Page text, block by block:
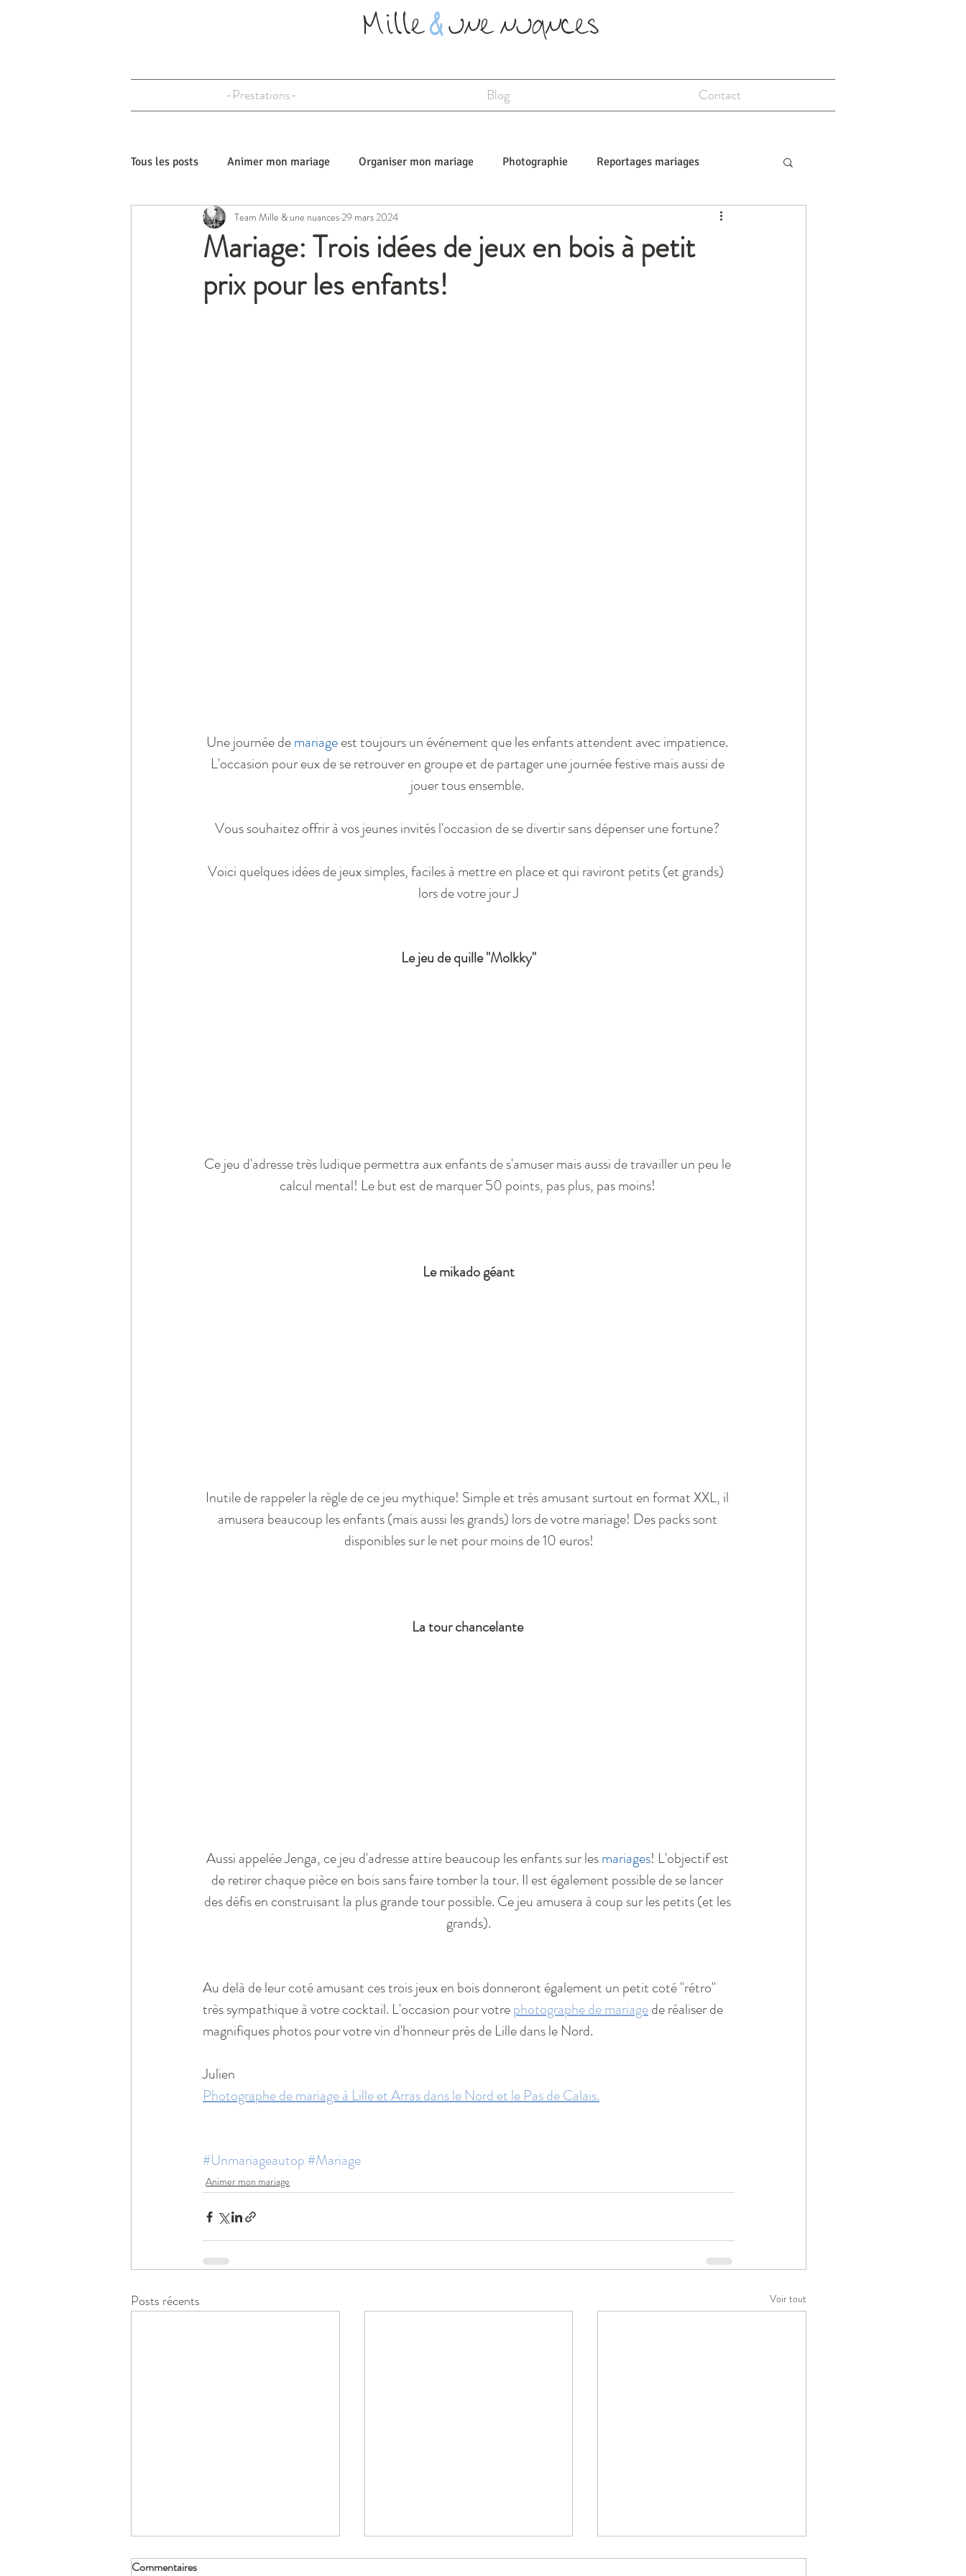
Mille&une nuances
-Prestations- Blog Contact
Tous les posts Animer mon mariage Organiser mon mariage Photographie Reportages mariages
Personnaliser mon mariage Mariages fun
Mariage: Trois idées de jeux en bois à petit
prix pour les enfants!
Team Mille & une nuances 29 mars 2024
Une journée de mariage est toujours un événement que les enfants attendent avec impatience.
L'occasion pour eux de se retrouver en groupe et de partager une journée festive mais aussi de
jouer tous ensemble.
Vous souhaitez offrir à vos jeunes invités l'occasion de se divertir sans dépenser une fortune?
Voici quelques idées de jeux simples, faciles à mettre en place et qui raviront petits (et grands)
lors de votre jour J
Le jeu de quille "Molkky"
Ce jeu d'adresse très ludique permettra aux enfants de s'amuser mais aussi de travailler un peu le
calcul mental! Le but est de marquer 50 points, pas plus, pas moins!
Le mikado géant
Inutile de rappeler la règle de ce jeu mythique! Simple et très amusant surtout en format XXL, il
amusera beaucoup les enfants (mais aussi les grands) lors de votre mariage! Des packs sont
disponibles sur le net pour moins de 10 euros!
La tour chancelante
Aussi appelée Jenga, ce jeu d'adresse attire beaucoup les enfants sur les mariages! L'objectif est
de retirer chaque pièce en bois sans faire tomber la tour. Il est également possible de se lancer
des défis en construisant la plus grande tour possible. Ce jeu amusera à coup sur les petits (et les
grands).
Au delà de leur coté amusant ces trois jeux en bois donneront également un petit coté "rétro"
très sympathique à votre cocktail. L'occasion pour votre photographe de mariage de réaliser de
magnifiques photos pour votre vin d'honneur près de Lille dans le Nord.
Julien
Photographe de mariage à Lille et Arras dans le Nord et le Pas de Calais.
#Unmariageautop #Mariage
Animer mon mariage
Posts récents Voir tout
Commentaires